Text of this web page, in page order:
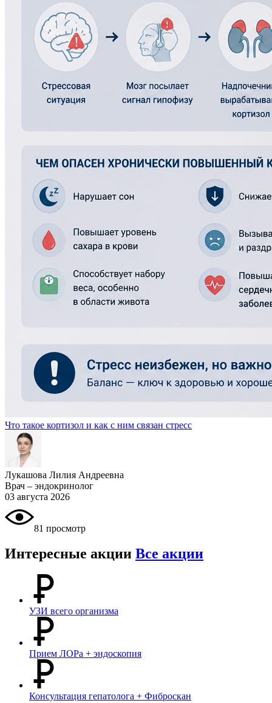
Что такое кортизол и как с ним связан стресс
Лукашова Лилия Андреевна
Врач – эндокринолог
03 августа 2026
81 просмотр
Интересные акции Все акции
УЗИ всего организма
Прием ЛОРа + эндоскопия
Консультация гепатолога + Фиброскан